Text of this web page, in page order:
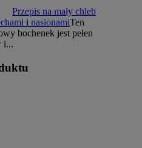
Przepis na mały chleb
i nasionamiTen
bochenek jest pełen
i...